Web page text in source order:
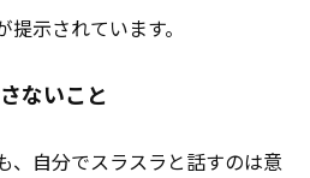
示されています。
ないこと
、自分でスラスラと話すのは意